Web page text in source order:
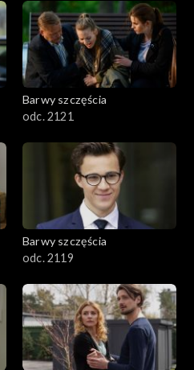
Barwy szczęścia
odc. 2121
Barwy szczęścia
odc. 2119